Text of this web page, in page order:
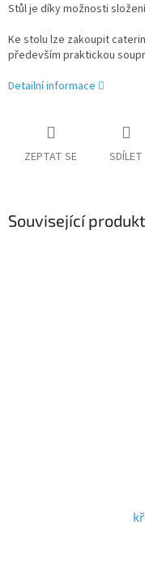
Stůl je díky možnosti
Ke stolu lze zakoupit
především praktickou
Detailní informace
ZEPTAT SE SDÍLET
Související